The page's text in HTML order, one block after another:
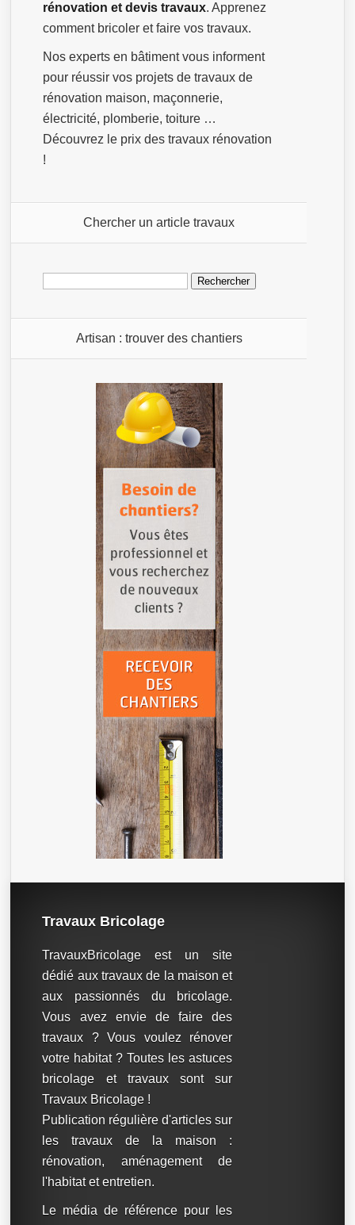
rénovation et devis travaux. Apprenez
comment bricoler et faire vos travaux.
Nos experts en bâtiment vous informent
pour réussir vos projets de travaux de
rénovation maison, maçonnerie,
électricité, plomberie, toiture …
Découvrez le prix des travaux rénovation
!
Chercher un article travaux
Rechercher :
Artisan : trouver des chantiers
Travaux Bricolage
TravauxBricolage est un site
dédié aux travaux de la maison et
aux passionnés du bricolage.
Vous avez envie de faire des
travaux ? Vous voulez rénover
votre habitat ? Toutes les astuces
bricolage et travaux sont sur
Travaux Bricolage !
Publication régulière d'articles sur
les travaux de la maison :
rénovation, aménagement de
l'habitat et entretien.
Le média de référence pour les